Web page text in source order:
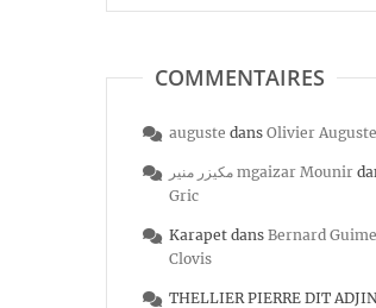
COMMENTAIRES
auguste dans Olivier Auguste
مكيزر منير mgaizar Mounir
Gric
Karapet dans Bernard
Clovis
THELLIER PIERRE DIT